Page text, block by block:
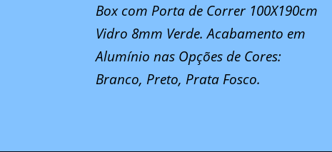
Box com Porta de Correr 100X190cm
Vidro 8mm Verde. Acabamento em
Alumínio nas Opções de Cores:
Branco, Preto, Prata Fosco.